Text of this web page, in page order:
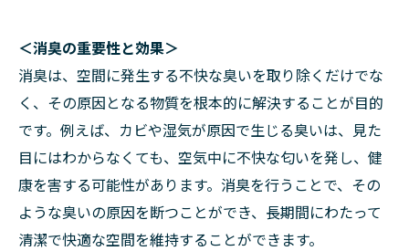
＜消臭の重要性と効果＞
消臭は、空間に発生する不快な臭いを取り除くだけでな
く、その原因となる物質を根本的に解決することが目的
です。例えば、カビや湿気が原因で生じる臭いは、見た
目にはわからなくても、空気中に不快な匂いを発し、健
康を害する可能性があります。消臭を行うことで、その
ような臭いの原因を断つことができ、長期間にわたって
清潔で快適な空間を維持することができます。